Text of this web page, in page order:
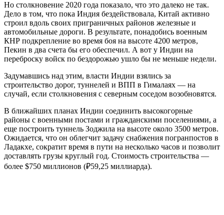
Но столкновение 2020 года показало, что это далеко не так.
Дело в том, что пока Индия бездействовала, Китай активно
строил вдоль своих приграничных районов железные и
автомобильные дороги. В результате, понадобись военным
КНР подкрепление во время боя на высоте 4200 метров,
Пекин в два счета бы его обеспечил. А вот у Индии на
переброску войск по бездорожью ушло бы не меньше недели.
Задумавшись над этим, власти Индии взялись за
строительство дорог, туннелей и ВПП в Гималаях — на
случай, если столкновения с северным соседом возобновятся.
В ближайших планах Индии соединить высокогорные
районы с военными постами и гражданскими поселениями, а
еще построить туннель Зоджила на высоте около 3500 метров.
Ожидается, что он облегчит задачу снабжения погранпостов в
Ладакхе, сократит время в пути на несколько часов и позволит
доставлять грузы круглый год. Стоимость строительства —
более $750 миллионов (₽59,25 миллиарда).